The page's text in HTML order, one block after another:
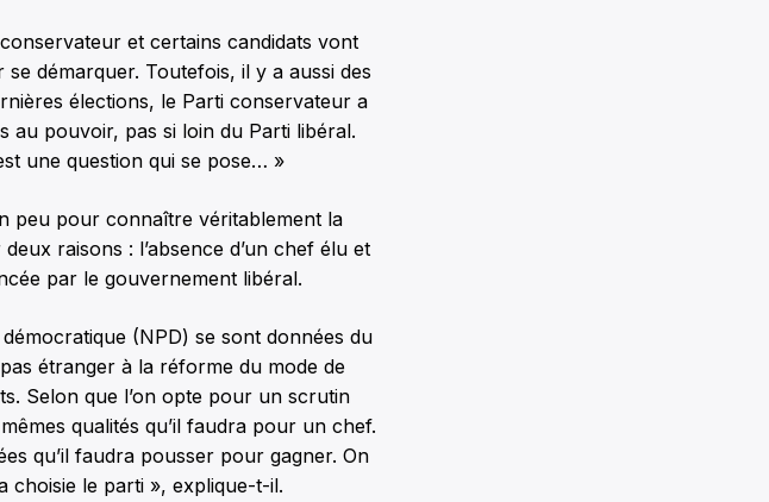
et certains candidats vont
démarquer. Toutefois, il y a aussi des
élections, le Parti conservateur a
au pouvoir, pas si loin du Parti libéral.
une question qui se pose… »
peu pour connaître véritablement la
raisons : l’absence d’un chef élu et
par le gouvernement libéral.
(NPD) se sont données du
étranger à la réforme du mode de
Selon que l’on opte pour un scrutin
qualités qu’il faudra pour un chef.
qu’il faudra pousser pour gagner. On
choisie le parti », explique-t-il.